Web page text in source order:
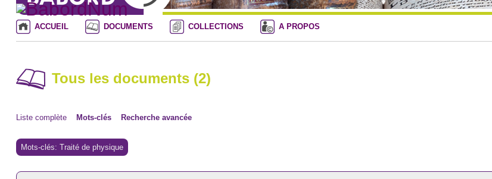
ACCUEIL DOCUMENTS COLLECTIONS A PROPOS
Tous les documents (2)
Liste complète Mots-clés Recherche avancée
Mots-clés: Traité de physique